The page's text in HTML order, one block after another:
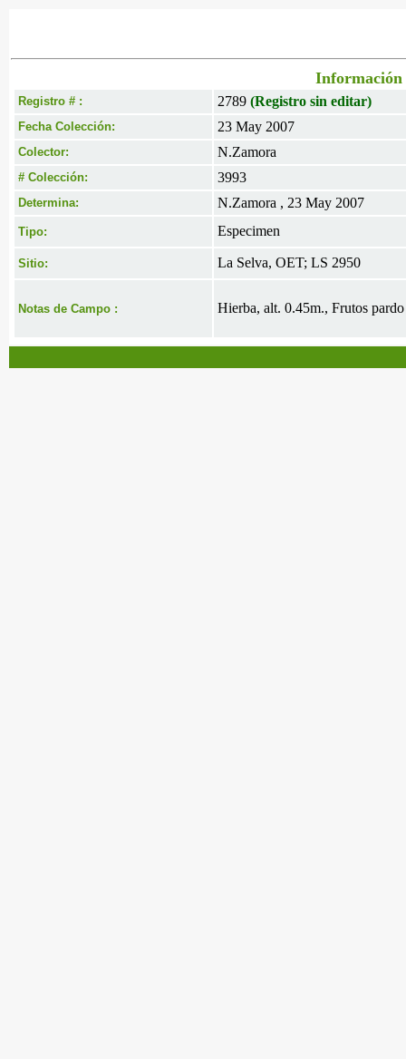
Información
Registro # : 2789 (Registro sin editar)
Fecha Colección: 23 May 2007
Colector: N.Zamora
# Colección: 3993
Determina: N.Zamora , 23 May 2007
Tipo: Especimen
Sitio: La Selva, OET; LS 2950
Notas de Campo : Hierba, alt. 0.45m., Frutos